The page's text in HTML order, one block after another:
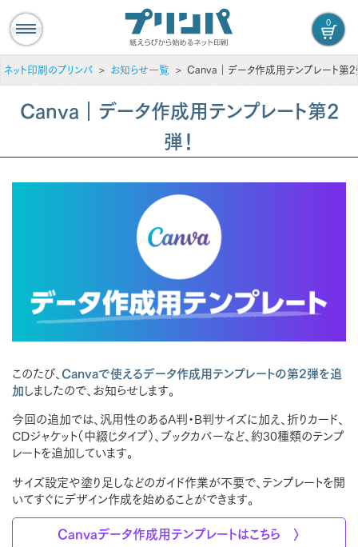
0
ネット印刷のプリンパ お知らせ一覧 Canva｜データ作成用テンプレート第2
Canva｜データ作成用テンプレート第2
弾！
このたび、Canvaで使えるデータ作成用テンプレートの第2弾を追
加 しましたので、お知らせします。
今回の追加では、汎用性のあるA判・B判サイズに加え、折りカード、
CDジャケット（中綴じタイプ）、ブックカバーなど、約30種類のテンプ
レートを追加しています。
サイズ設定や塗り足しなどのガイド作業が不要で、テンプレートを開
いてすぐにデザイン作成を始めることができます。
Canvaデータ作成用テンプレートはこちら 〉